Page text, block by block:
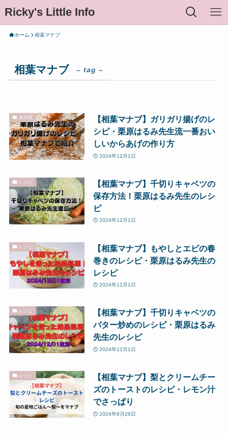
Ricky's Little Info
ホーム 相葉マナブ
相葉マナブ – tag –
未分類
【相葉マナブ】ガリガリ揚げのレ
シピ・栗原はるみ先生流一番おい
しいからあげの作り方
2024年12月1日
レシピ
【相葉マナブ】千切りキャベツの
保存方法！栗原はるみ先生のレシ
ピ
2024年12月1日
レシピ
【相葉マナブ】もやしとエビの春
巻きのレシピ・栗原はるみ先生の
レシピ
2024年12月1日
レシピ
【相葉マナブ】千切りキャベツの
バター炒めのレシピ・栗原はるみ
先生のレシピ
2024年12月1日
レシピ
【相葉マナブ】梨とクリームチー
ズのトーストのレシピ・レモン汁
でさっぱり
2024年9月26日